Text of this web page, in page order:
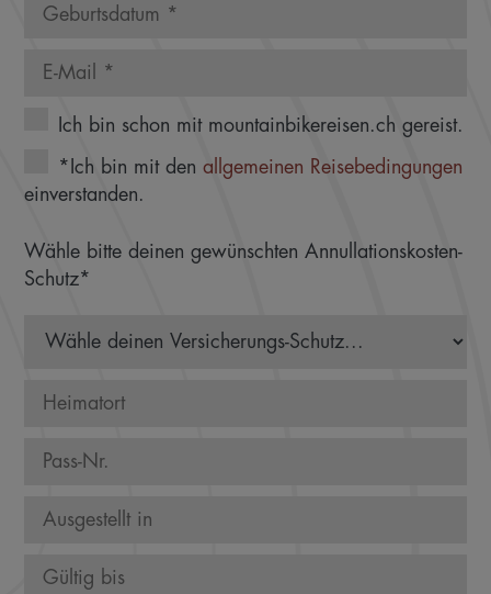
Ich bin schon mit mountainbikereisen.ch gereist.
*Ich bin mit den allgemeinen Reisebedingungen
einverstanden.
Wähle bitte deinen gewünschten Annullationskosten-
Schutz*